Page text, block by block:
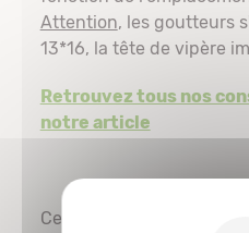
Attention, les goutteurs
13*16, la tête de vipère
Retrouvez tous nos
notre article
Ce kit peut être